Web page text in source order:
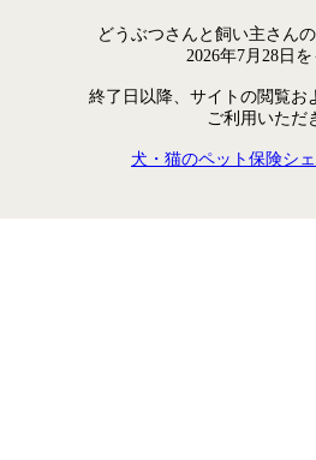
どうぶつさんと飼い主さん
2026年7月28日
終了日以降、サイトの閲覧お
ご利用いただ
犬・猫のペット保険シ